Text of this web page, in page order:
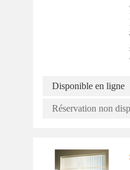
Disponible en ligne
Réservation non